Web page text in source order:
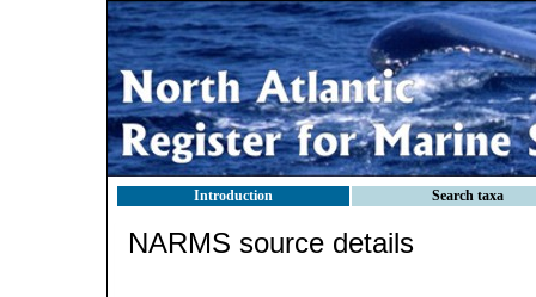
Introduction Search taxa
NARMS source details